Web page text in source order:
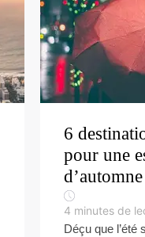
6
pour une
d’automne
4 minutes de
Déçu que l’été